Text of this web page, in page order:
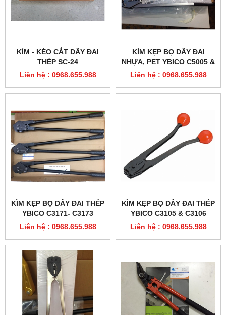
KÌM - KÉO CẮT DÂY ĐAI
THÉP SC-24
Liên hệ : 0968.655.988
KÌM KẸP BỌ DÂY ĐAI
NHỰA, PET YBICO C5005 &
C5006
Liên hệ : 0968.655.988
KÌM KẸP BỌ DÂY ĐAI THÉP
YBICO C3171- C3173
Liên hệ : 0968.655.988
KÌM KẸP BỌ DÂY ĐAI THÉP
YBICO C3105 & C3106
Liên hệ : 0968.655.988